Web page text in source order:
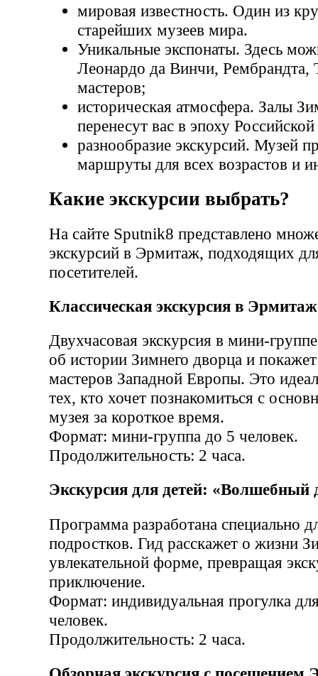
мировая известность. Один из
старейших музеев мира.
Уникальные экспонаты. Здесь
Леонардо да Винчи, Рембрандта,
мастеров;
историческая атмосфера. Залы
перенесут вас в эпоху
разнообразие экскурсий. Музей
маршруты для всех возрастов и
Какие экскурсии выбрать?
На сайте Sputnik8 представлено
экскурсий в Эрмитаж, подходящих
посетителей.
Классическая экскурсия в Эрмитаж
Двухчасовая экскурсия в мини-
об истории Зимнего дворца и
мастеров Западной Европы. Это
тех, кто хочет познакомиться с
музея за короткое время.
Формат: мини-группа до 5 человек.
Продолжительность: 2 часа.
Экскурсия для детей: «Волшебный
Программа разработана специально
подростков. Гид расскажет о жизни
увлекательной форме, превращая
приключение.
Формат: индивидуальная прогулка
человек.
Продолжительность: 2 часа.